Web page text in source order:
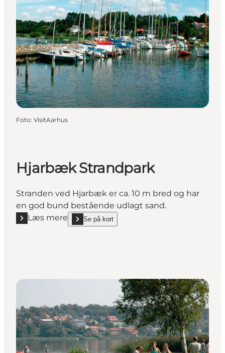
Foto: VisitAarhus
Hjarbæk Strandpark
Stranden ved Hjarbæk er ca. 10 m bred og har
en god bund bestående udlagt sand.
Læs mere
Læs mere "Hjarbæk Strandpark"
Se på kort
show Hjarbæk Strandpark on_map